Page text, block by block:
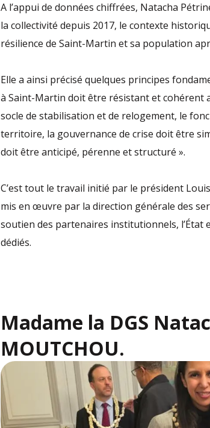
A l’appui de données chiffrées, Natacha
la collectivité depuis 2017, le contexte
résilience de Saint-Martin et sa population
Elle a ainsi précisé quelques principes
à Saint-Martin doit être résistant et cohérent
socle de stabilisation et de relogement, le
territoire, la gouvernance de crise doit être
doit être anticipé, pérenne et structuré ».
C’est tout le travail initié par le président
mis en œuvre par la direction générale des
soutien des partenaires institutionnels, l’État
dédiés.
Madame la DGS
MOUTCHOU.